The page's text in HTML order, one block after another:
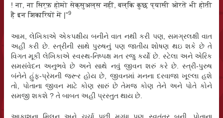
! ना, ना सिर्फ़ होमो सेक्सुअल्स नहीं, बल्कि कुछ प्यासी ओरतें भी होती
हैं इन शिकारियों में |”9
આમ, લેખિકાએ એકપક્ષીય બનીને વાત નથી કરી પણ, સમગ્રલક્ષી વાત
અહીં કરી છે. સ્ત્રીની સાથે પુરુષનું પણ જાતીય શોષણ થઇ શકે છે તે
વિગત મૂકી લેખિકાએ સ્વસ્થ-નિષ્પક્ષ મત રજુ કર્યો છે. સ્ટેલા અને એરિક
સમસંવેદન અનુભવે છે અને સાથે નવું જીવન શરું કરે છે. સ્ત્રી-પુરુષ
બંનેને હુંફ-પ્રેમની જરૂર હોય છે, જીવનમાં મનના દરવાજા ખૂલ્લા હશે
તો, પોતાના જીવન માટે કોણ સારું છે તેમજ કોણ તેને અને પોતે કોને
સમજી શકશે ? તે બાબત અહીં પ્રસ્તુત થાય છે.